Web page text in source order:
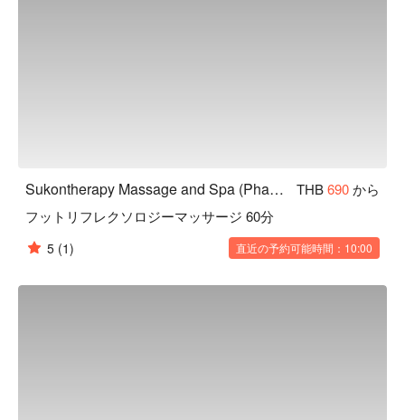
Sukontherapy Massage and Spa (Phaya Thai) THB690から
フットリフレクソロジーマッサージ 60分
5 (1) 直近の予約可能時間：10:00